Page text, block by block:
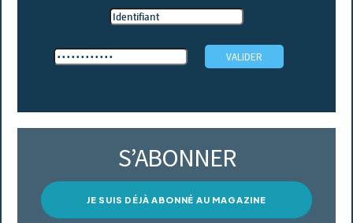
S’ABONNER
JE SUIS DÉJÀ ABONNÉ AU MAGAZINE